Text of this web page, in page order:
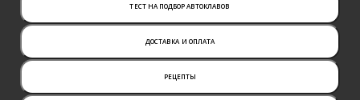
ТЕСТ НА ПОДБОР АВТОКЛАВОВ
ДОСТАВКА И ОПЛАТА
РЕЦЕПТЫ